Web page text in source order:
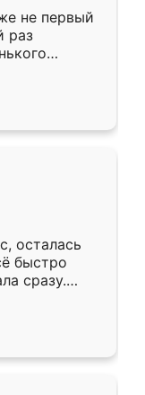
не первый
раз
раз
очень
из
здесь.
осталась
быстро
сразу.
к
Собрали
даже